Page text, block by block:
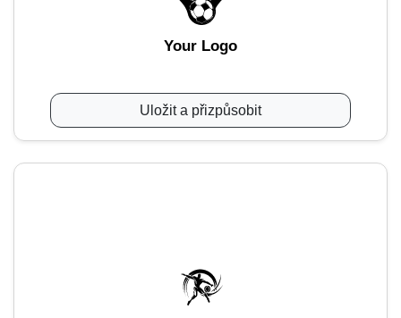
Your Logo
Uložit a přizpůsobit